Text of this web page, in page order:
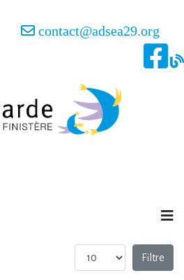
contact@adsea29.org
Filtre